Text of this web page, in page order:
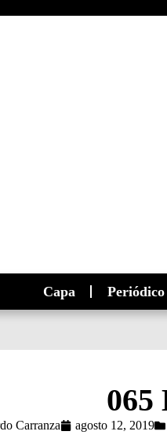
Capa Periódico
065
Carranza agosto 12, 2019